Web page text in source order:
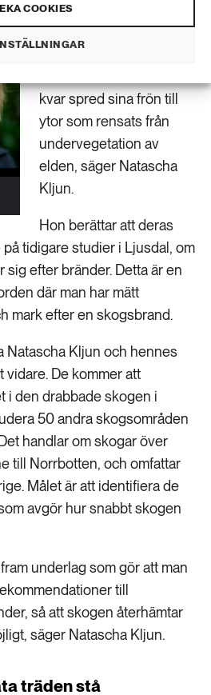
COOKIES
skedde en snabb
naturlig återväxt. Det var
kvar spred sina frön till
ytor som rensats från
undervegetation av
elden, säger Natascha
Kljun.
Hon berättar att deras
tidigare studier i Ljusdal, om
sig efter bränder. Detta är en
där man har mätt
mark efter en skogsbrand.
Natascha Kljun och hennes
vidare. De kommer att
i den drabbade skogen i
50 andra skogsområden
handlar om skogar över
till Norrbotten, och omfattar
Målet är att identifiera de
avgör hur snabbt skogen
underlag som gör att man
till
så att skogen återhämtar
säger Natascha Kljun.
träden stå